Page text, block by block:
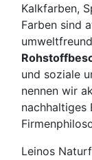
Kalkfarben,
Farben sind
und soziale
nennen wir
nachhaltiges
Leinos